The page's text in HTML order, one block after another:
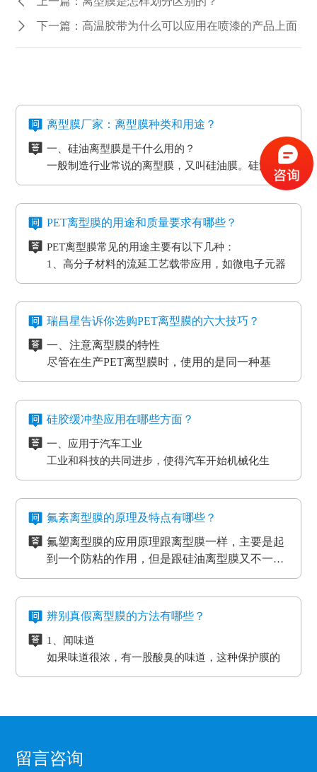
下一篇：高温胶带为什么可以应用在喷漆的产品上面
离型膜厂家：离型膜种类和用途？
一、硅油离型膜是干什么用的？
一般制造行业常说的离型膜，又叫硅油膜。硅油离
型膜应用分成两类：模切制造行业的应用和石墨制
具备离型力匀称平稳、等特点，还可以按客户标准
氟素离型膜别称氟塑离型膜。这类离型膜是由表层
性。相对于硅胶带，具备优质的剥离特性。氟素离
型膜主要是应用于高温胶带、金手指复合模切加工
工艺。
三、非硅离型膜是干什么用的？
非硅离型膜的适用范围有热溶胶、HC的转印纸、微
粘胶以及微粘胶保护膜生产加工用离型膜。除此之
外，因其剥离力较重，在生产加工极其细微的构件
时，能够 具有很好的避免 离型膜挪动或掉下来的功
四、防静电离型膜是干什么用的？
在信息时代，电磁波会对没经屏蔽掉的敏感度电子
的影响，导致数据信息失真、通讯混乱。而电流的
磁效应和磨擦产生的静电感应对各种各样敏感元
电积累产生髙压放电，其严重后果将是毁灭性的，
因此防静电离型膜也很重要。
PET离型膜的用途和质量要求有哪些？
PET离型膜常见的用途主要有以下几种：
1、高分子材料的流延工艺载带应用，如微电子元器
件
3、各种多层印刷线路板行业的层压工艺应用
5、PCB/PCL应用
6、光电模切冲型行业应用
PET离型膜的质量要求也不一样：
如普通模切冲型对PET离型膜的要求是厚度均匀剥离
力稳定。
要求。
高分子材料在耐温性的同时还要考虑到耐化学试剂
应等。
瑞昌星告诉你选购PET离型膜的六大技巧？
一、注意离型膜的特性
尽管在生产PET离型膜时，使用的是同一种基
材，但是使用不一样的离型剂，就会得到不一样
重。
尽管每个品牌的离型膜在价格上都会有一些差
所以要想得到物美价廉的离型膜，就要对多个品
牌的产品进行比较，在材质、工艺、质量等方面
都相同的情况下选择性价比最高的离型膜。
三、看使用情况
购买离型膜的目的是为了发挥其性能，满足使用
需求。质量再好的离型膜若使用在不正确的地
方，其性能也不能得到更好的发挥。
四、看生产厂家
一般品牌大、评价高的正规PET离型膜生产厂家
而且生产规模也比较大，因而具有一定的基础
性、技术性和规模性。
五、看产品价格
不同品牌、不同厂家的PET离型膜在其价格上都
会有些差异，而且国内的与进口的离型膜在其价
格上也会有很大的差异。
六、注意离型膜的使用范围
企业选购离型膜的主要目的就是为了满足产品的
生产需要，所以一定要根据离型膜的使用范围来
进行选择，要确保能够符合企业产品的生产要
硅胶缓冲垫应用在哪些方面？
一、应用于汽车工业
工业和科技的共同进步，使得汽车开始机械化生
产。在汽车工厂当中，数条流水线之间分布着许许
摩擦和损耗，所以经常会在机器的连接处使用缓冲
机器，减小损耗。
物流装卸货的过程中会格外重视运输货物的完整
能导致物品损坏。而目前市场上最受欢迎的缓冲垫
具有弹性好、质地紧密、耐高温以及抗冲力强的特
点，用在物流装卸平台上可以起到保护货物的作
用。
三、应用于热压机强化过程
想让地板、木门和家具更耐用，就需要使用热压机
强化。而在这个过程中也需要缓冲垫。缓冲垫会装
在模板和热压板之间，起到均匀传递热压板工作温
度和工作压力的作用。而且使用缓冲垫还可以使纸
的效果。另外硅胶缓冲垫还可以保护模板、弥补压
板误差保证热压机的正常工作。
氟素离型膜的原理及特点有哪些？
氟塑离型膜的应用原理跟离型膜一样，主要是起
到一个防粘的作用，但是跟硅油离型膜又不一
样，氟在氟塑离型膜里面是以一种氟化物的形式
在耐高温胶带的基材分很多种（PET,聚酰亚胺）
硅胶的胶水跟硅油离型膜同属矽利康的类别，时
间长了会产生各方面的反应就是贴死。
氟塑离型膜主要应用于高温胶，硅胶双面胶贴
等；模切加工成其它任何形状，用于一些特殊用
氟素离型膜的特点：
耐湿性，防潮、防油，起到产品的隔离作用。
二、良好的耐高温性能、平滑度和强度。
三、氟塑离型膜可以防止预浸料粘连，又可以保
辨别真假离型膜的方法有哪些？
1、闻味道
如果味道很浓，有一股酸臭的味道，这种保护膜的
保持力非常差。
保护膜按照常规就应该卷得整齐，这样的保护膜没
留言咨询